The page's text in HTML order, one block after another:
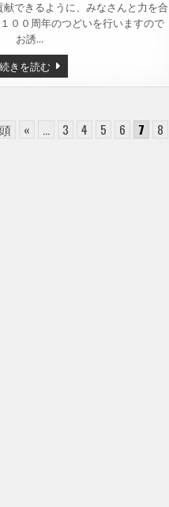
できるように、みなさんと力を合
００周年のつどいを行いますので
お誘…
続きを読む日
本
共
年
« ... 3 4 5 6 7 8